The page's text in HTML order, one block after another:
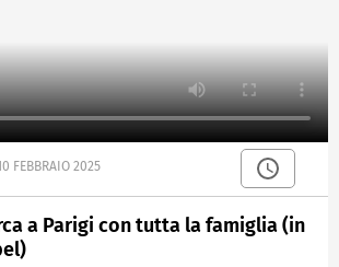
FEBBRAIO 2025
a Parigi con tutta la famiglia (in